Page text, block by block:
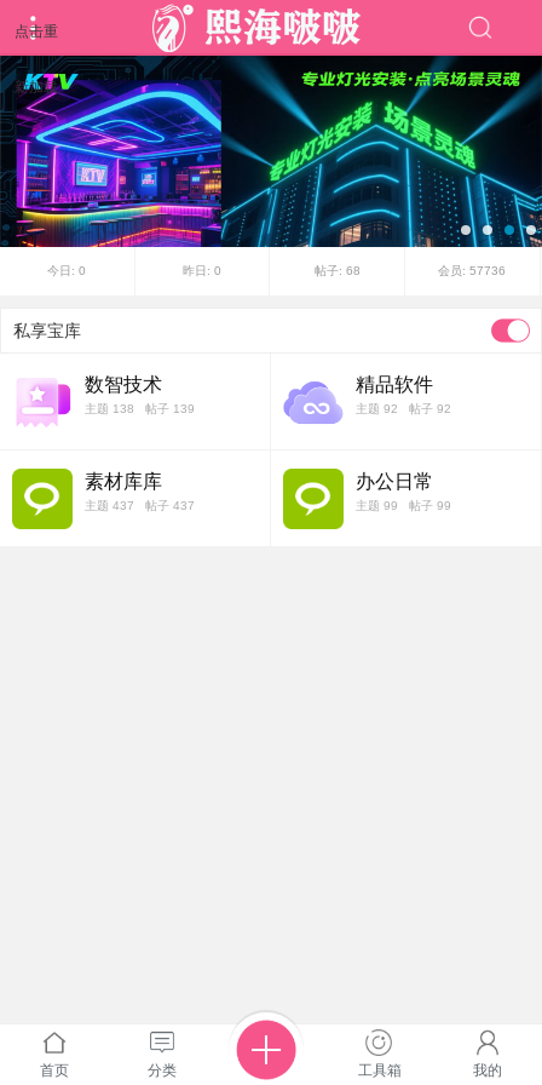
点击重
新加载
2 3 4
今日:0 昨日: 0 帖子: 68 会员:57736
私享宝库
数智技术
主题 138 帖子 139
精品软件
主题 92 帖子 92
素材库库
主题 437 帖子 437
办公日常
主题 99 帖子 99
首页 分类 工具箱 我的